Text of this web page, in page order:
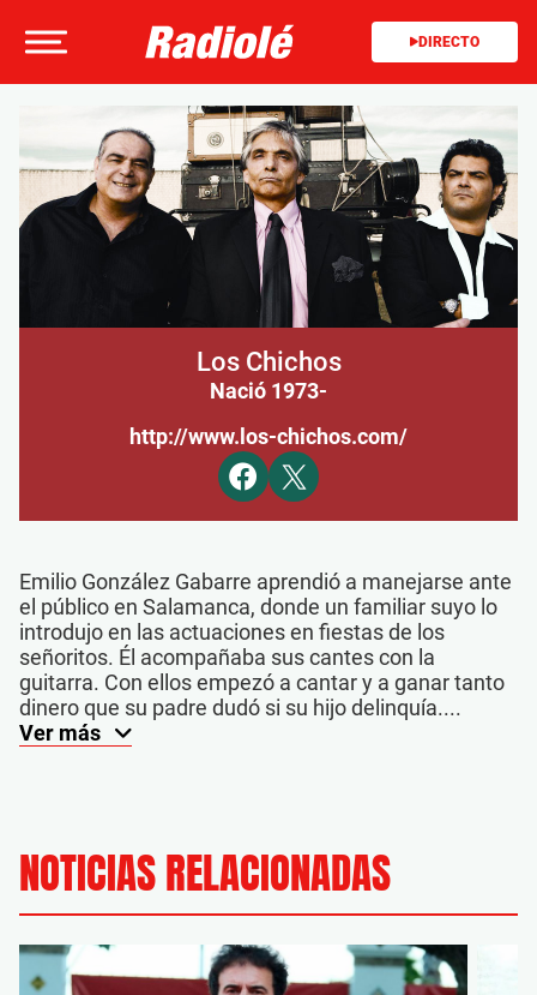
DIRECTO
Los Chichos
Nació 1973-
http://www.los-chichos.com/
Emilio González Gabarre aprendió a manejarse ante
el público en Salamanca, donde un familiar suyo lo
introdujo en las actuaciones en fiestas de los
señoritos. Él acompañaba sus cantes con la
guitarra. Con ellos empezó a cantar y a ganar tanto
dinero que su padre dudó si su hijo delinquía....
Ver más
NOTICIAS RELACIONADAS